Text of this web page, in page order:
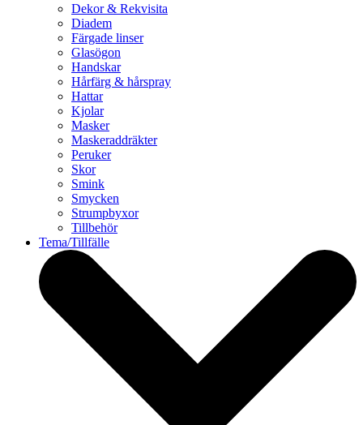
Dekor & Rekvisita
Diadem
Färgade linser
Glasögon
Handskar
Hårfärg & hårspray
Hattar
Kjolar
Masker
Maskeraddräkter
Peruker
Skor
Smink
Smycken
Strumpbyxor
Tillbehör
Tema/Tillfälle